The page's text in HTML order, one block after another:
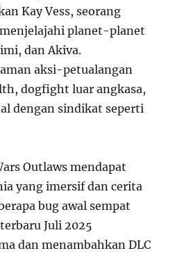
Kay Vess, seorang
planet-planet
dan Akiva.
aksi-petualangan
dogfight luar angkasa,
dengan sindikat seperti
Outlaws mendapat
yang imersif dan cerita
bug awal sempat
Juli 2025
dan menambahkan DLC